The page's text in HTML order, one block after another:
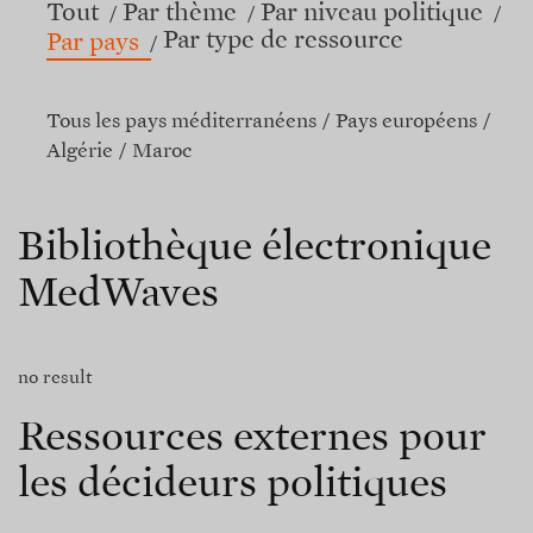
Tout Par thème
Par niveau politique
Par pays
Par type de ressource
Tous les pays méditerranéens
Pays européens
Algérie
Maroc
Bibliothèque électronique
MedWaves
no result
Ressources externes pour
les décideurs politiques